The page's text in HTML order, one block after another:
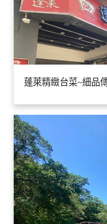
蓬萊精緻台菜~細品